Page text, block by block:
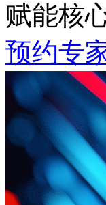
赋能核
预约专